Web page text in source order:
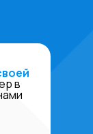
в